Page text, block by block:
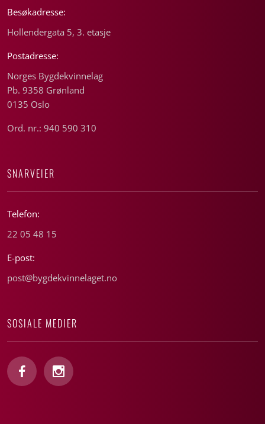
Besøkadresse:
Hollendergata 5, 3. etasje
Postadresse:
Norges Bygdekvinnelag
Pb. 9358 Grønland
0135 Oslo
Ord. nr.: 940 590 310
SNARVEIER
Telefon:
22 05 48 15
E-post:
post@bygdekvinnelaget.no
SOSIALE MEDIER